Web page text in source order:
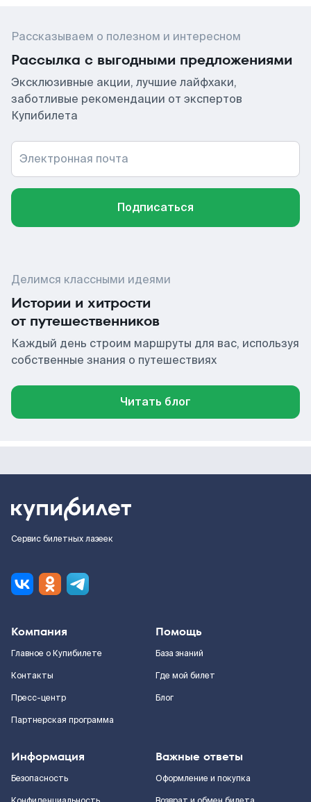
Рассказываем о полезном и интересном
Рассылка с выгодными предложениями
Эксклюзивные акции, лучшие лайфхаки,
заботливые рекомендации от экспертов
Купибилета
Электронная почта
Подписаться
Делимся классными идеями
Истории и хитрости
от путешественников
Каждый день строим маршруты для вас, используя
собственные знания о путешествиях
Читать блог
Сервис билетных лазеек
Компания
Главное о Купибилете
Контакты
Пресс-центр
Партнерская программа
Помощь
База знаний
Где мой билет
Блог
Информация
Безопасность
Важные ответы
Оформление и покупка